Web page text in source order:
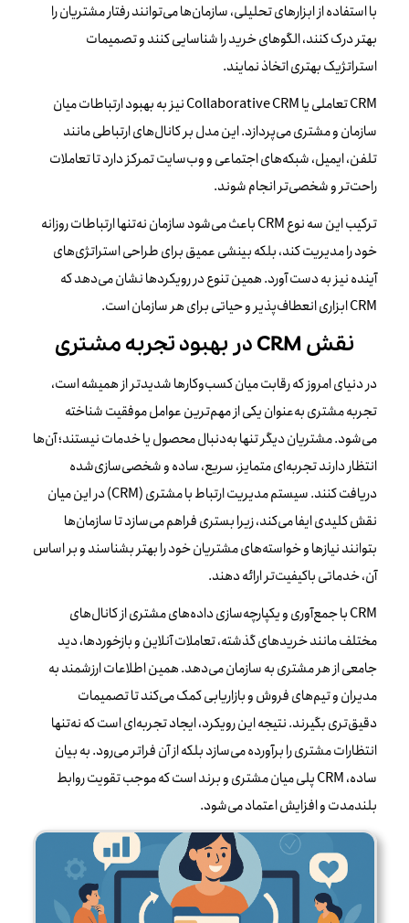
با استفاده از ابزارهای تحلیلی، سازمان‌ها می‌توانند رفتار مشتریان را
بهتر درک کنند، الگوهای خرید را شناسایی کنند و تصمیمات
استراتژیک بهتری اتخاذ نمایند.
CRM تعاملی یا Collaborative CRM نیز به بهبود ارتباطات میان
سازمان و مشتری می‌پردازد. این مدل بر کانال‌های ارتباطی مانند
تلفن، ایمیل، شبکه‌های اجتماعی و وب‌سایت تمرکز دارد تا تعاملات
راحت‌تر و شخصی‌تر انجام شوند.
ترکیب این سه نوع CRM باعث می‌شود سازمان نه‌تنها ارتباطات روزانه
خود را مدیریت کند، بلکه بینشی عمیق برای طراحی استراتژی‌های
آینده نیز به دست آورد. همین تنوع در رویکردها نشان می‌دهد که
CRM ابزاری انعطاف‌پذیر و حیاتی برای هر سازمان است.
نقش CRM در بهبود تجربه مشتری
در دنیای امروز که رقابت میان کسب‌وکارها شدیدتر از همیشه است،
تجربه مشتری به‌عنوان یکی از مهم‌ترین عوامل موفقیت شناخته
می‌شود. مشتریان دیگر تنها به‌دنبال محصول یا خدمات نیستند؛ آن‌ها
انتظار دارند تجربه‌ای متمایز، سریع، ساده و شخصی‌سازی‌شده
دریافت کنند. سیستم مدیریت ارتباط با مشتری (CRM) در این میان
نقش کلیدی ایفا می‌کند، زیرا بستری فراهم می‌سازد تا سازمان‌ها
بتوانند نیازها و خواسته‌های مشتریان خود را بهتر بشناسند و بر اساس
آن، خدماتی باکیفیت‌تر ارائه دهند.
CRM با جمع‌آوری و یکپارچه‌سازی داده‌های مشتری از کانال‌های
مختلف مانند خریدهای گذشته، تعاملات آنلاین و بازخوردها، دید
جامعی از هر مشتری به سازمان می‌دهد. همین اطلاعات ارزشمند به
مدیران و تیم‌های فروش و بازاریابی کمک می‌کند تا تصمیمات
دقیق‌تری بگیرند. نتیجه این رویکرد، ایجاد تجربه‌ای است که نه‌تنها
انتظارات مشتری را برآورده می‌سازد بلکه از آن فراتر می‌رود. به بیان
ساده، CRM پلی میان مشتری و برند است که موجب تقویت روابط
بلندمدت و افزایش اعتماد می‌شود.